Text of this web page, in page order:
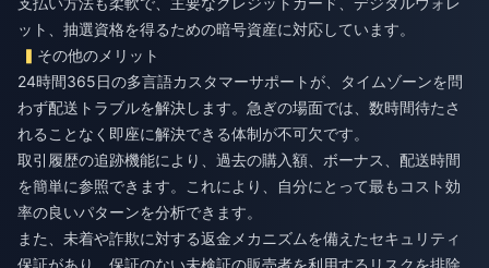
ット、抽選資格を得るための暗号資産に対応しています。
その他のメリット
24時間365日の多言語カスタマーサポートが、タイムゾーンを問
わず配送トラブルを解決します。急ぎの場面では、数時間待たさ
れることなく即座に解決できる体制が不可欠です。
取引履歴の追跡機能により、過去の購入額、ボーナス、配送時間
を簡単に参照できます。これにより、自分にとって最もコスト効
率の良いパターンを分析できます。
また、未着や詐欺に対する返金メカニズムを備えたセキュリティ
保証があり、保証のない未検証の販売者を利用するリスクを排除